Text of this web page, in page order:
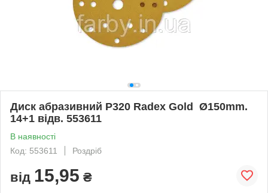
Диск абразивний Р320 Radex Gold Ø150mm.
14+1 відв. 553611
В наявності
Код: 553611
Роздріб
від 15,95 ₴